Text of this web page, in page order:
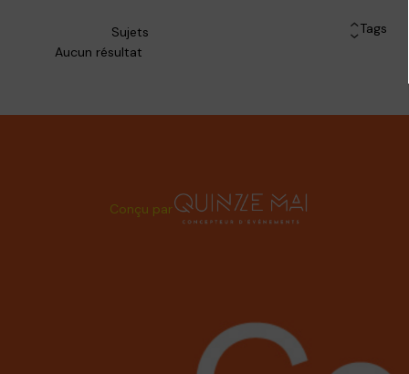
Sujets Tags
Aucun résultat
Conçu par